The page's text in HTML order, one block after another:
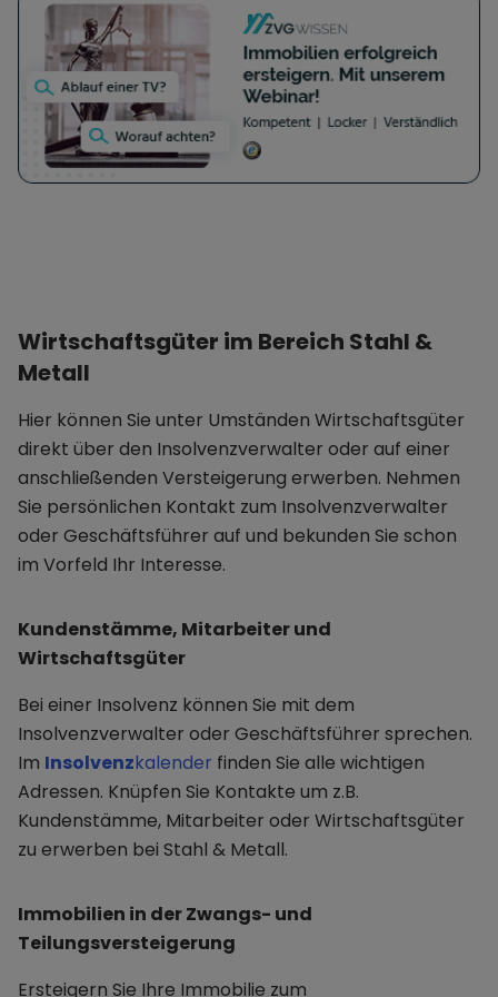
Wirtschaftsgüter im Bereich Stahl &
Metall
Hier können Sie unter Umständen Wirtschaftsgüter
direkt über den Insolvenzverwalter oder auf einer
anschließenden Versteigerung erwerben. Nehmen
Sie persönlichen Kontakt zum Insolvenzverwalter
oder Geschäftsführer auf und bekunden Sie schon
im Vorfeld Ihr Interesse.
Kundenstämme, Mitarbeiter und
Wirtschaftsgüter
Bei einer Insolvenz können Sie mit dem
Insolvenzverwalter oder Geschäftsführer sprechen.
Im Insolvenzkalender finden Sie alle wichtigen
Adressen. Knüpfen Sie Kontakte um z.B.
Kundenstämme, Mitarbeiter oder Wirtschaftsgüter
zu erwerben bei Stahl & Metall.
Immobilien in der Zwangs- und
Teilungsversteigerung
Ersteigern Sie Ihre Immobilie zum